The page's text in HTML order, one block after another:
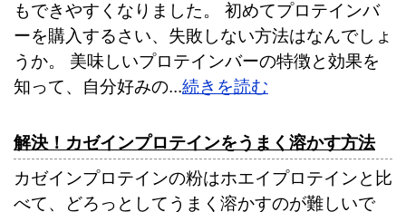
もできやすくなりました。 初めてプロテインバ
ーを購入するさい、失敗しない方法はなんでしょ
うか。 美味しいプロテインバーの特徴と効果を
知って、自分好みの...続きを読む
解決！カゼインプロテインをうまく溶かす方法
カゼインプロテインの粉はホエイプロテインと比
べて、どろっとしてうまく溶かすのが難しいで